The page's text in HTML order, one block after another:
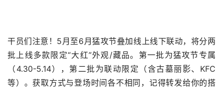
干员们注意！5月至6月猛攻节叠加线上线下联动，将分两
批上线多款限定“大红”外观/藏品。第一批为猛攻节专属
（4.30-5.14），第二批为联动限定（含古墓丽影、KFC
等）。获取方式与登场时间各不相同，记得转发给你的搭